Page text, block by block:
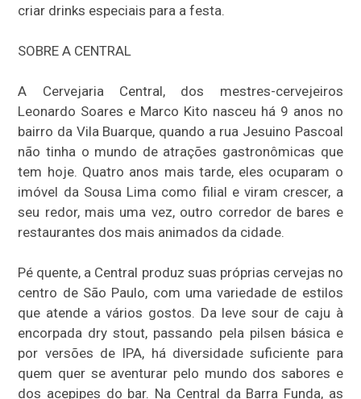
criar drinks especiais para a festa.
SOBRE A CENTRAL
A Cervejaria Central, dos mestres-cervejeiros
Leonardo Soares e Marco Kito nasceu há 9 anos no
bairro da Vila Buarque, quando a rua Jesuino Pascoal
não tinha o mundo de atrações gastronômicas que
tem hoje. Quatro anos mais tarde, eles ocuparam o
imóvel da Sousa Lima como filial e viram crescer, a
seu redor, mais uma vez, outro corredor de bares e
restaurantes dos mais animados da cidade.
Pé quente, a Central produz suas próprias cervejas no
centro de São Paulo, com uma variedade de estilos
que atende a vários gostos. Da leve sour de caju à
encorpada dry stout, passando pela pilsen básica e
por versões de IPA, há diversidade suficiente para
quem quer se aventurar pelo mundo dos sabores e
dos acepipes do bar. Na Central da Barra Funda, as